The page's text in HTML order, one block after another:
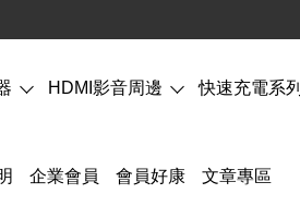
HDMI影音周邊 快速充電系列
企業會員 會員好康 文章專區